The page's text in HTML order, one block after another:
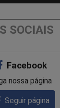
SOCIAIS
Facebook
nossa página
Seguir página